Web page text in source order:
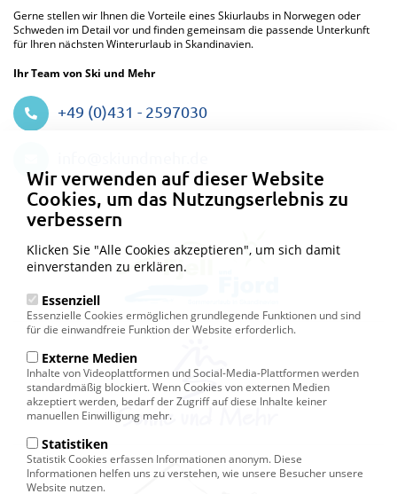
Gerne stellen wir Ihnen die Vorteile eines Skiurlaubs in Norwegen oder
Schweden im Detail vor und finden gemeinsam die passende Unterkunft
für Ihren nächsten Winterurlaub in Skandinavien.
Ihr Team von Ski und Mehr
+49 (0)431 - 2597030
Wir verwenden auf dieser Website
Cookies, um das Nutzungserlebnis zu
verbessern
Klicken Sie "Alle Cookies akzeptieren", um sich damit
einverstanden zu erklären.
Essenziell
Essenzielle Cookies ermöglichen grundlegende Funktionen und sind
für die einwandfreie Funktion der Website erforderlich.
Externe Medien
Inhalte von Videoplattformen und Social-Media-Plattformen werden
standardmäßig blockiert. Wenn Cookies von externen Medien
akzeptiert werden, bedarf der Zugriff auf diese Inhalte keiner
manuellen Einwilligung mehr.
Statistiken
Statistik Cookies erfassen Informationen anonym. Diese
Informationen helfen uns zu verstehen, wie unsere Besucher unsere
Website nutzen.